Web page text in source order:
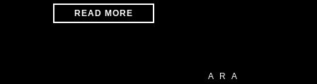
READ MORE
ARA